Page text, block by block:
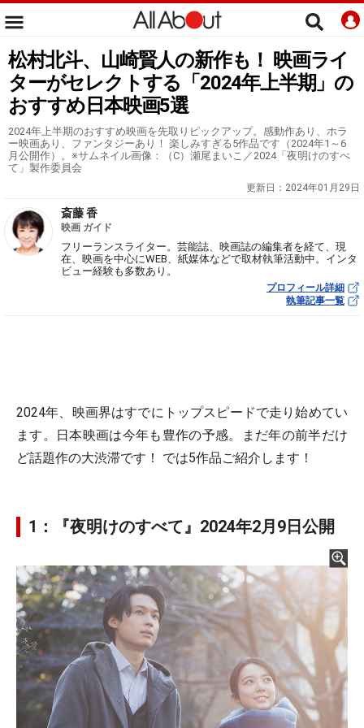
松村北斗、山崎賢人の新作も！ 映画ライ
ターがセレクトする「2024年上半期」の
おすすめ日本映画5選
2024年上半期のおすすめ映画を先取りピックアップ。感動作あり、ホラ
ー映画あり、ファンタジーあり！ 楽しみすぎる5作品です（2024年1～6
月公開作）。※サムネイル画像：（C）瀬尾まいこ／2024「夜明けのすべ
て」製作委員会
更新日： 2024年01月29日
斎藤 香
映画 ガイド
フリーランスライター。芸能誌、映画誌の編集者を経て、現
在、映画を中心にWEB、紙媒体などで取材執筆活動中。インタ
ビュー経験も多数あり。
プロフィール詳細
執筆記事一覧
2024年、映画界はすでにトップスピードで走り始めてい
ます。日本映画は今年も豊作の予感。まだ年の前半だけ
ど話題作の大渋滞です！ では5作品ご紹介します！
1：『夜明けのすべて』2024年2月9日公開